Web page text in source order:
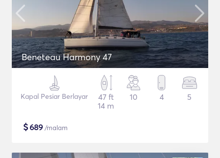
Beneteau Harmony 47
Kapal Pesiar Berlayar
47 ft
14 m
10 4 5
$689 /malam